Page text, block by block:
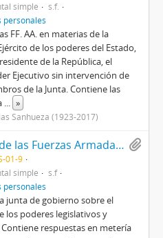
simple
s.f.
personales
FF. AA. en materias de la
de los poderes del Estado,
de la República, el
Ejecutivo sin intervención de
de la Junta. Contiene las
... »
Sanhueza (1923-2017)
Respuestas de las Fuerzas Armadas y Carabineros sobre materia propuesta en el anteproyecto sobre el poder legislativo y constituyente
01-9
simple
s.f
personales
junta de gobierno sobre el
los poderes legislativos y
respuestas en metería